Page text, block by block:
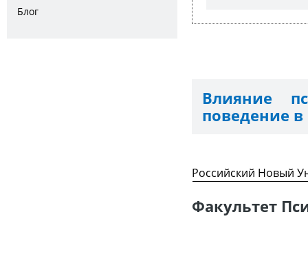
Блог
Влияние
поведение
Российский Новый
Факультет